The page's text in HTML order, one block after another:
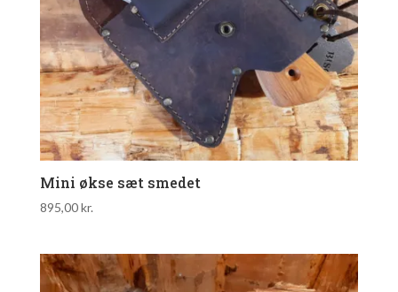
Mini økse sæt smedet
895,00kr.